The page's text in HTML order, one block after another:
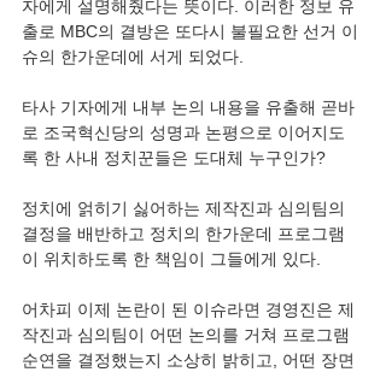
자에게 설명해줬다는 뜻이다. 이러한 정보 유
출로 MBC의 결방은 또다시 불필요한 선거 이
슈의 한가운데에 서게 되었다.
타사 기자에게 내부 논의 내용을 유출해 곧바
로 조국혁신당의 성명과 논평으로 이어지도
록 한 사내 정치꾼들은 도대체 누구인가?
정치에 얽히기 싫어하는 제작진과 심의팀의
결정을 배반하고 정치의 한가운데 프로그램
이 위치하도록 한 책임이 그들에게 있다.
어차피 이제 논란이 된 이슈라면 경영진은 제
작진과 심의팀이 어떤 논의를 거쳐 프로그램
순연을 결정했는지 소상히 밝히고, 어떤 장면